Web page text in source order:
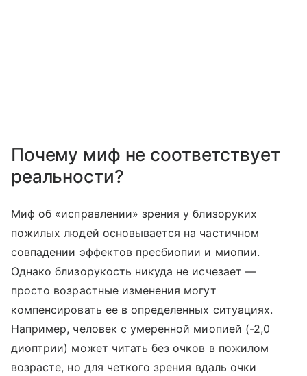
Почему миф не соответствует
реальности?
Миф об «исправлении» зрения у близоруких
пожилых людей основывается на частичном
совпадении эффектов пресбиопии и миопии.
Однако близорукость никуда не исчезает —
просто возрастные изменения могут
компенсировать ее в определенных ситуациях.
Например, человек с умеренной миопией (-2,0
диоптрии) может читать без очков в пожилом
возрасте, но для четкого зрения вдаль очки